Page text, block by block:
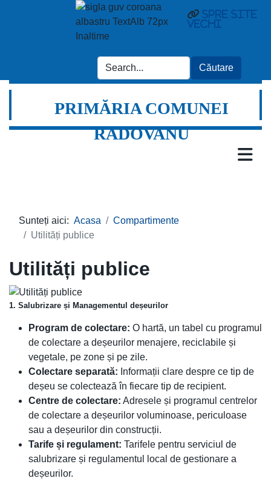
Spre site
vechi
PRIMĂRIA COMUNEI
RADOVANU
Sunteți aici: Acasa
Compartimente
Utilități publice
Utilități publice
1. Salubrizare și Managementul deșeurilor
Program de colectare: O hartă, un tabel cu programul
de colectare a deșeurilor menajere, reciclabile și
vegetale, pe zone și pe zile.
Colectare separată: Informații clare despre ce tip de
deșeu se colectează în fiecare tip de recipient.
Centre de colectare: Adresele și programul centrelor
de colectare a deșeurilor voluminoase, periculoase
sau a deșeurilor din construcții.
Tarife și regulament: Tarifele pentru serviciul de
salubrizare și regulamentul local de gestionare a
deșeurilor.